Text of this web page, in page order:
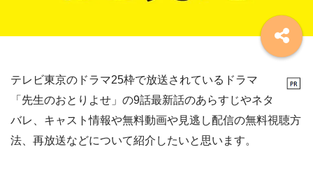
テレビ東京のドラマ25枠で放送されているドラマ
「先生のおとりよせ」の9話最新話のあらすじやネタ
バレ、キャスト情報や無料動画や見逃し配信の無料視聴方
法、再放送などについて紹介したいと思います。